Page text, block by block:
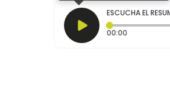
ESCUCHA EL
00:00